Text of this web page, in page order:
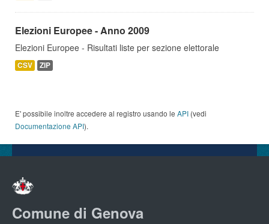
Elezioni Europee - Anno 2009
Elezioni Europee - Risultati liste per sezione elettorale
CSV ZIP
E' possibile inoltre accedere al registro usando le API (vedi
Documentazione API).
Comune di Genova